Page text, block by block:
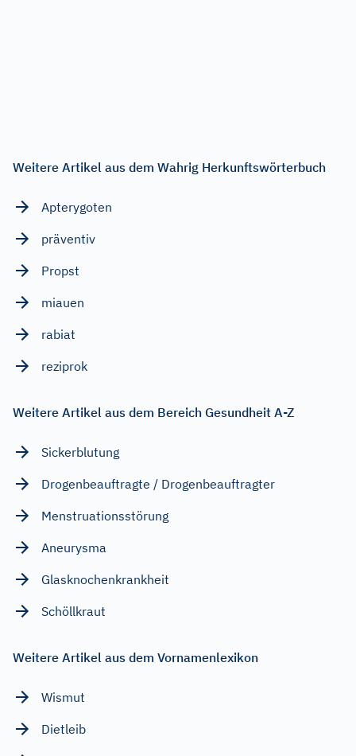
Weitere Artikel aus dem Wahrig Herkunftswörterbuch
Apterygoten
präventiv
Propst
miauen
rabiat
reziprok
Weitere Artikel aus dem Bereich Gesundheit A-Z
Sickerblutung
Drogenbeauftragte / Drogenbeauftragter
Menstruationsstörung
Aneurysma
Glasknochenkrankheit
Schöllkraut
Weitere Artikel aus dem Vornamenlexikon
Wismut
Dietleib